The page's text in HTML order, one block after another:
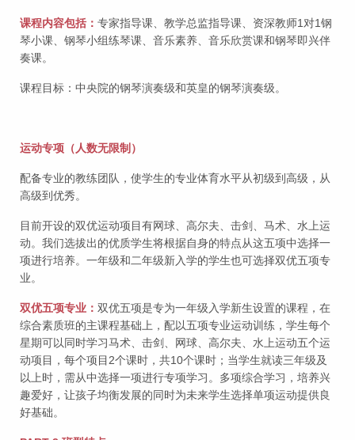
课程内容包括： 专家指导课、教学总监指导课、资深教师1对1钢
琴小课、钢琴小组练琴课、音乐素养、音乐欣赏课和钢琴即兴伴
奏课。
课程目标：中央院的钢琴演奏级和英皇的钢琴演奏级。
运动专项（人数无限制）
配备专业的教练团队，使学生的专业体育水平从初级到高级，从
高级到优秀。
目前开设的双优运动项目有网球、高尔夫、击剑、马术、水上运
动。我们选拔出的优质学生将根据自身的特点从这五项中选择一
项进行培养。一年级和二年级新入学的学生也可选择双优五项专
业。
双优五项专业： 双优五项是专为一年级入学新生设置的课程，在
综合素质班的主课程基础上，配以五项专业运动训练，学生每个
星期可以同时学习马术、击剑、网球、高尔夫、水上运动五个运
动项目，每个项目2个课时，共10个课时；当学生就读三年级及
以上时，需从中选择一项进行专项学习。多项综合学习，培养兴
趣爱好，让孩子均衡发展的同时为未来学生选择单项运动提供良
好基础。